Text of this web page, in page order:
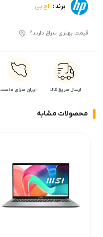
برند : اچ پی
قیمت بهتری سراغ دارید؟
ارسال سریع کالا ایران سرای ماست
محصولات مشابه